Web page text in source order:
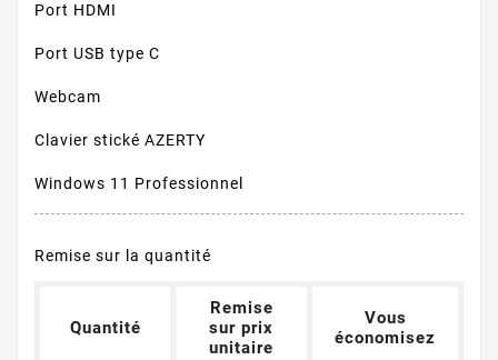
Port HDMI
Port USB type C
Webcam
Clavier stické AZERTY
Windows 11 Professionnel
Remise sur la quantité
Quantité
Remise
sur prix
unitaire
Vous
économisez